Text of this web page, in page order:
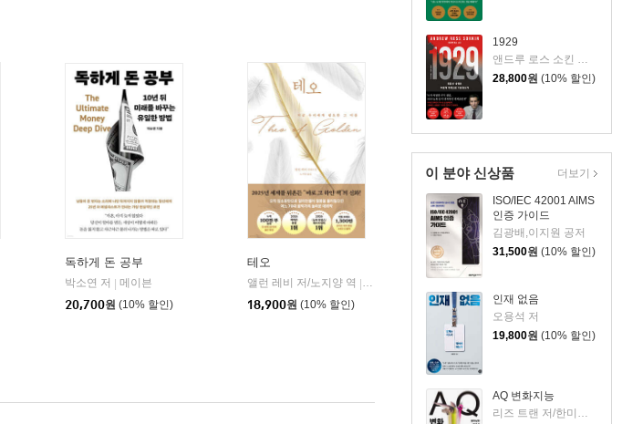
1929
앤드루 로스 소킨 저/조용빈 역/신현호 감수
28,800원 (10% 할인)
이 분야 신상품
ISO/IEC 42001 AIMS
인증 가이드
김광배,이지원 공저
31,500원 (10% 할인)
인재 없음
오용석 저
19,800원 (10% 할인)
AQ 변화지능
리즈 트랜 저/한미선 역
더보기
현대지성
독하게 돈 공부
박소연 저
메이븐
20,700원 (10% 할인)
테오
앨런 레비 저/노지양 역
오팬하우스
18,900원 (10% 할인)